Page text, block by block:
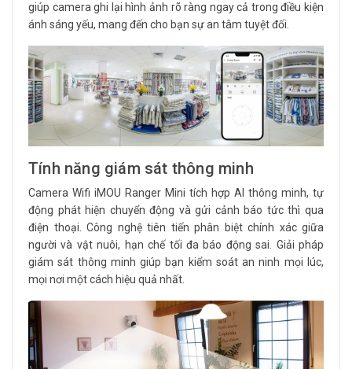
giúp camera ghi lại hình ảnh rõ ràng ngay cả trong điều kiện
ánh sáng yếu, mang đến cho bạn sự an tâm tuyệt đối.
Tính năng giám sát thông minh
Camera Wifi iMOU Ranger Mini tích hợp AI thông minh, tự
động phát hiện chuyển động và gửi cảnh báo tức thì qua
điện thoại. Công nghệ tiên tiến phân biệt chính xác giữa
người và vật nuôi, hạn chế tối đa báo động sai. Giải pháp
giám sát thông minh giúp bạn kiểm soát an ninh mọi lúc,
mọi nơi một cách hiệu quả nhất.